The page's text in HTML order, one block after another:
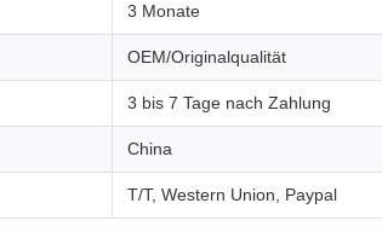
3 Monate
OEM/Originalqualität
3 bis 7 Tage nach Zahlung
China
T/T, Western Union, Paypal